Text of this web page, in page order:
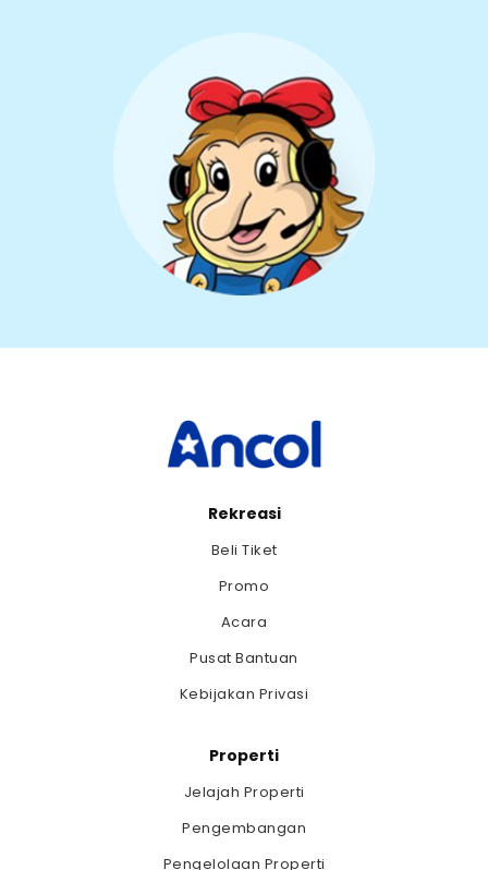
Rekreasi
Beli Tiket
Promo
Acara
Pusat Bantuan
Kebijakan Privasi
Properti
Jelajah Properti
Pengembangan
Pengelolaan Properti